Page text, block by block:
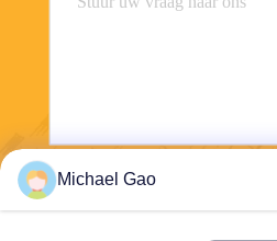
Michael Gao